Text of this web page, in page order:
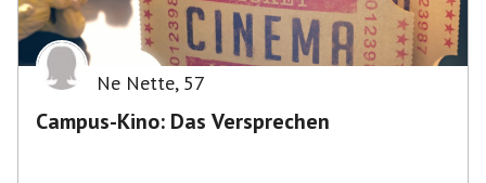
Ne Nette, 57
Campus-Kino: Das Versprechen